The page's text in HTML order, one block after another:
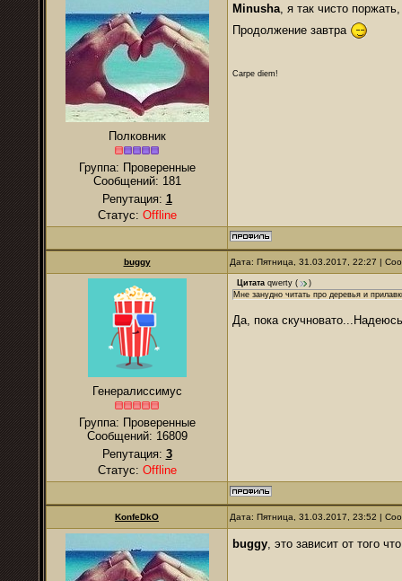
Полковник
Группа: Проверенные
Сообщений: 181
Репутация: 1
Статус: Offline
Minusha , я так чисто
Продолжение завтра
Carpe diem!
buggy Дата: Пятница, 31.03.2017, 22:27 |
Генералиссимус
Группа: Проверенные
Сообщений: 16809
Репутация: 3
Статус: Offline
Цитата qwerty (
)
Мне занудно читать про деревья и
Да, пока
KonfeDkO Дата: Пятница, 31.03.2017, 23:52 |
buggy, это зависит от того